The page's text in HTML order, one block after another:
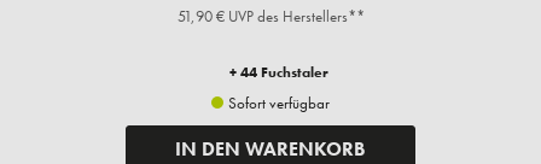
51,90 € UVP des Herstellers**
+ 44 Fuchstaler
Sofort verfügbar
IN DEN WARENKORB